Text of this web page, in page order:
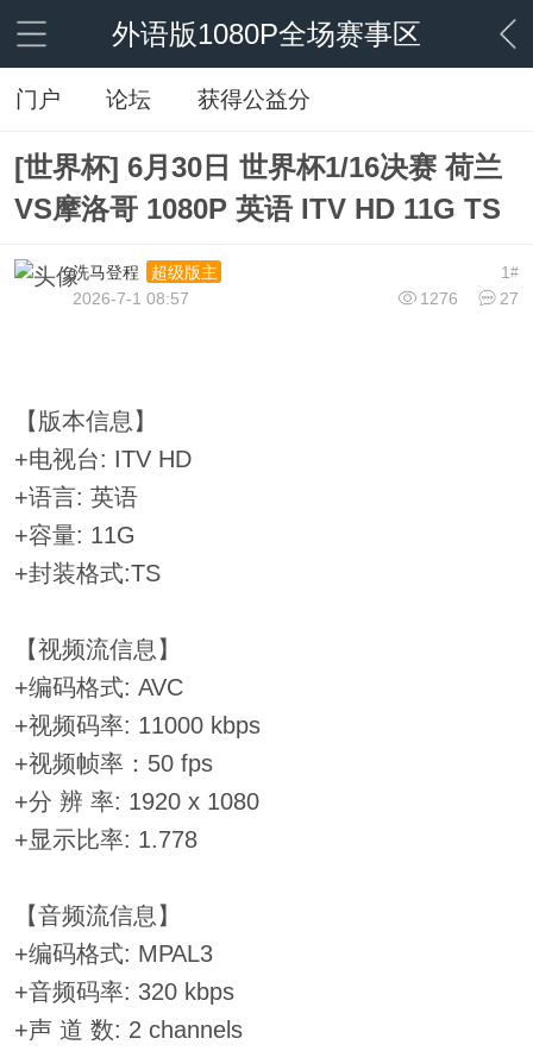
外语版1080P全场赛事区
门户 论坛 获得公益分
[世界杯] 6月30日 世界杯1/16决赛 荷兰
VS摩洛哥 1080P 英语 ITV HD 11G TS
1#
洗马登程
超级版主
1276
27
2026-7-1 08:57
【版本信息】
+电视台: ITV HD
+语言: 英语
+容量: 11G
+封装格式:TS
【视频流信息】
+编码格式: AVC
+视频码率: 11000 kbps
+视频帧率：50 fps
+分 辨 率: 1920 x 1080
+显示比率: 1.778
【音频流信息】
+编码格式: MPAL3
+音频码率: 320 kbps
+声 道 数: 2 channels